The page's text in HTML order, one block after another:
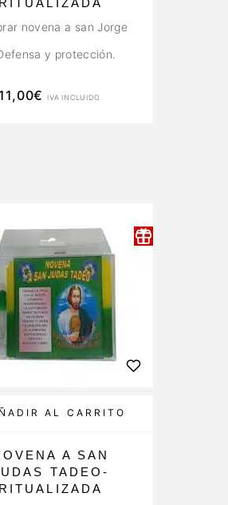
RITUALIZADA
novena a san Jorge
y protección.
11,00€ IVA INCLUIDO
AL CARRITO
A SAN
TADEO-
RITUALIZADA